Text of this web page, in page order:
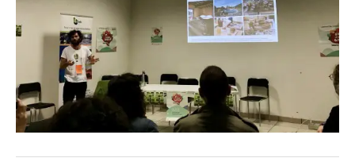
English
Spanish
French
Italiano